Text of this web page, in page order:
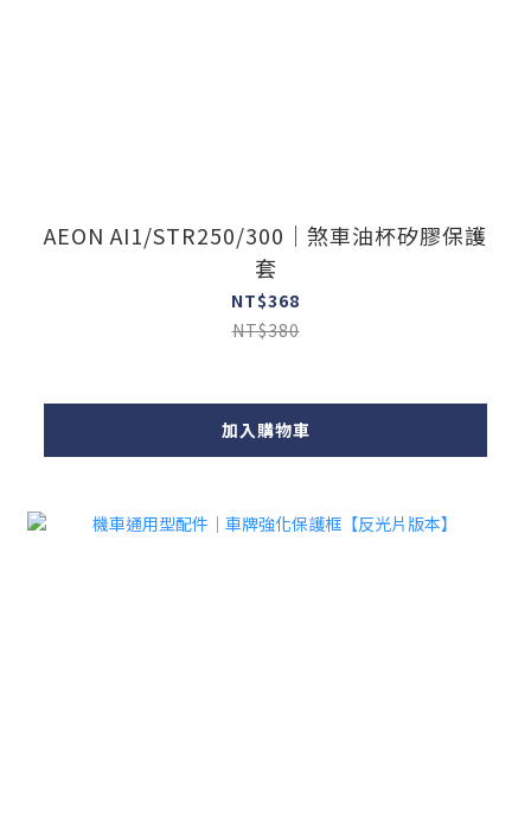
AEON AI1/STR250/300｜煞車油杯矽膠保護
套
NT$368
NT$380
加入購物車